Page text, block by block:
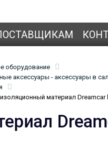
оборудование
аксессуары - аксессуары в
материал Dreamcar